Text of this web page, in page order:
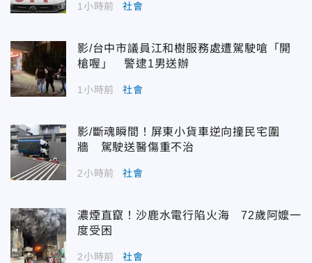
1小時前 社會
影/台中市議員江和樹服務處遭駕駛嗆「開
槍喔」 警逮1男送辦
1小時前 社會
影/斷魂瞬間！屏東小貨車逆向撞民宅圍
牆 駕駛送醫傷重不治
2小時前 社會
濃煙直竄！沙鹿水電行陷火海 72歲阿嬤一
度受困
2小時前 社會